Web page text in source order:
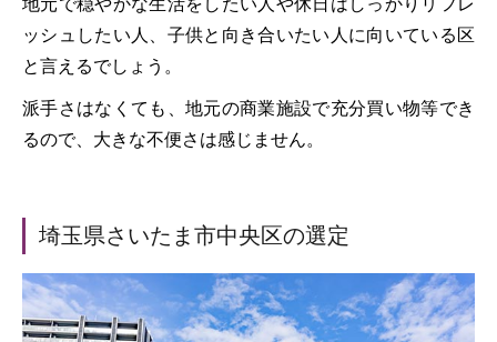
ッシュしたい人、子供と向き合いたい人に向いている区
と言えるでしょう。
派手さはなくても、地元の商業施設で充分買い物等でき
るので、大きな不便さは感じません。
埼玉県さいたま市中央区の選定